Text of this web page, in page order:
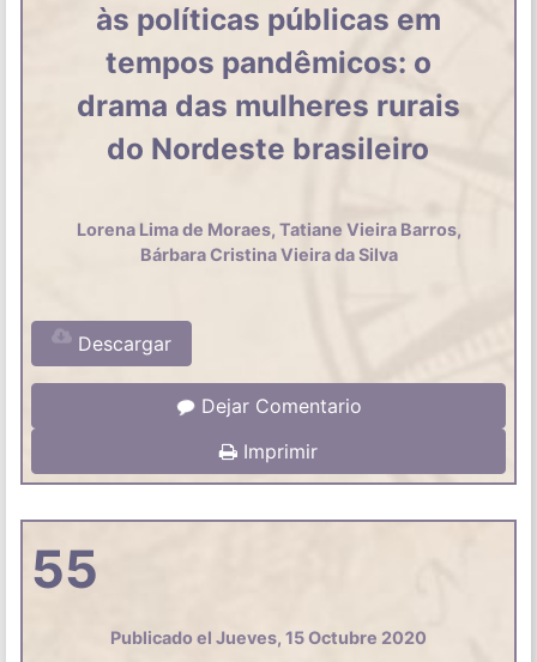
às políticas públicas em
tempos pandêmicos: o
drama das mulheres rurais
do Nordeste brasileiro
Lorena Lima de Moraes, Tatiane Vieira Barros,
Bárbara Cristina Vieira da Silva
Descargar
Dejar Comentario
Imprimir
55
Publicado el Jueves, 15 Octubre 2020